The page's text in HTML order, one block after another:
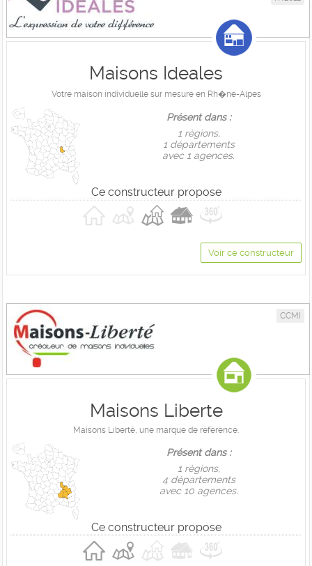
Maisons Ideales
Votre maison individuelle sur mesure en Rh�ne-Alpes
Présent dans :
1 règions,
1 départements
avec 1 agences.
Ce constructeur propose
Voir ce constructeur
CCMI
Maisons Liberte
Maisons Liberté, une marque de référence.
Présent dans :
1 règions,
4 départements
avec 10 agences.
Ce constructeur propose